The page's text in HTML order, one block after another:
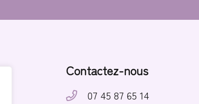
Contactez-nous
07 45 87 65 14